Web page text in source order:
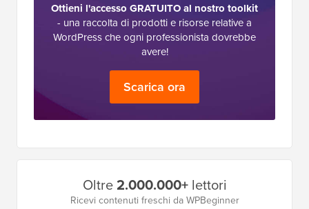
Ottieni l'accesso GRATUITO al nostro toolkit
- una raccolta di prodotti e risorse relative a
WordPress che ogni professionista dovrebbe
avere!
Scarica ora
Oltre2.000.000+lettori
Ricevi contenuti freschi da WPBeginner